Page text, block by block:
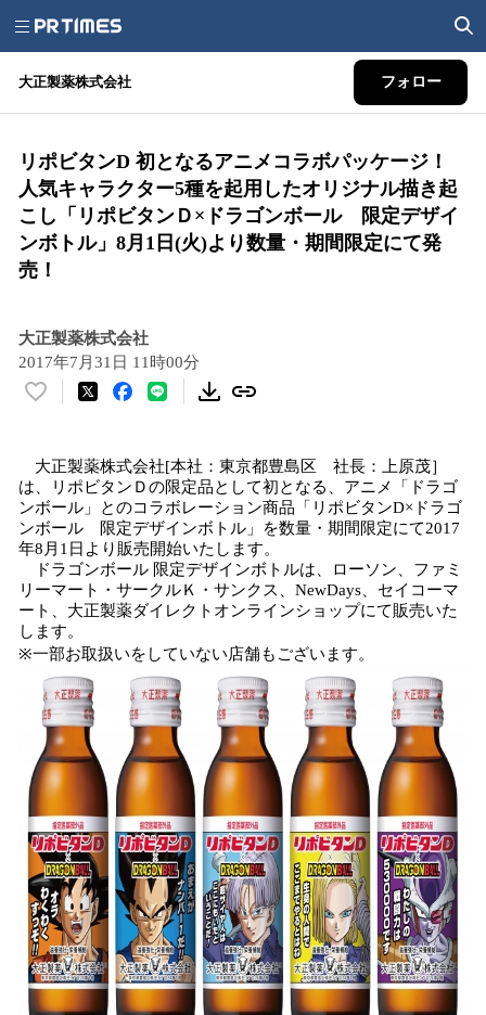
大正製薬株式会社 フォロー
リポビタンD 初となるアニメコラボパッケージ！
人気キャラクター5種を起用したオリジナル描き起
こし「リポビタンＤ×ドラゴンボール 限定デザイ
ンボトル」8月1日(火)より数量・期間限定にて発
売！
大正製薬株式会社
2017年7月31日 11時00分
い
！
数
を
読
み
込
み
中
で
す
大正製薬株式会社[本社：東京都豊島区 社長：上原茂］
は、リポビタンＤの限定品として初となる、アニメ「ドラゴ
ンボール」とのコラボレーション商品「リポビタンD×ドラゴ
ンボール 限定デザインボトル」を数量・期間限定にて2017
年8月1日より販売開始いたします。
ドラゴンボール 限定デザインボトルは、ローソン、ファミ
リーマート・サークルＫ・サンクス、NewDays、セイコーマ
ート、大正製薬ダイレクトオンラインショップにて販売いた
します。
※一部お取扱いをしていない店舗もございます。